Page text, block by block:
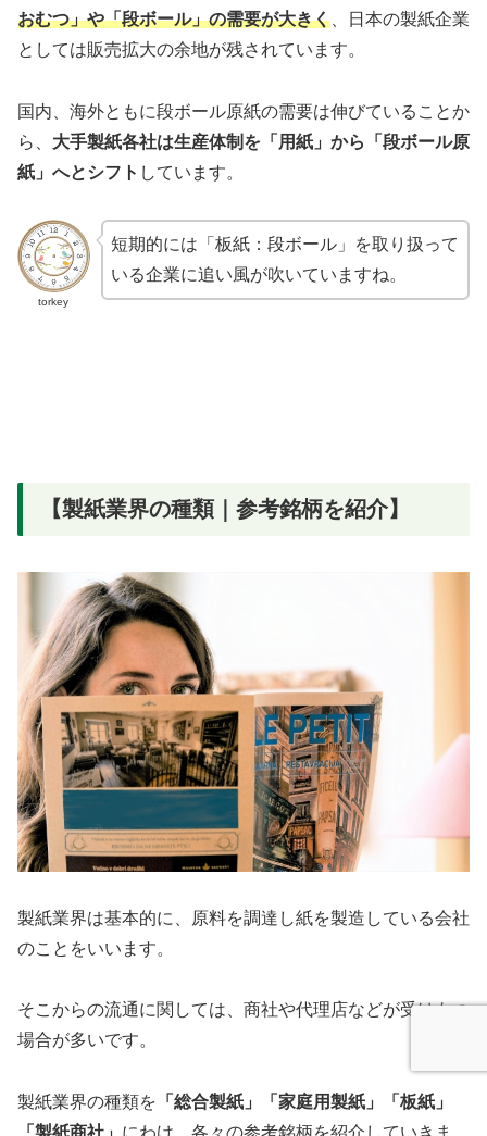
おむつ」や「段ボール」の需要が大きく、日本の製紙企業
としては販売拡大の余地が残されています。
国内、海外ともに段ボール原紙の需要は伸びていることか
ら、 大手製紙各社は生産体制を「用紙」から「段ボール原
紙」へとシフト しています。
torkey
短期的には「板紙：段ボール」を取り扱って
いる企業に追い風が吹いていますね。
【製紙業界の種類｜参考銘柄を紹介】
製紙業界は基本的に、原料を調達し紙を製造している会社
のことをいいます。
そこからの流通に関しては、商社や代理店などが受けもつ
場合が多いです。
製紙業界の種類を 「総合製紙」「家庭用製紙」「板紙」